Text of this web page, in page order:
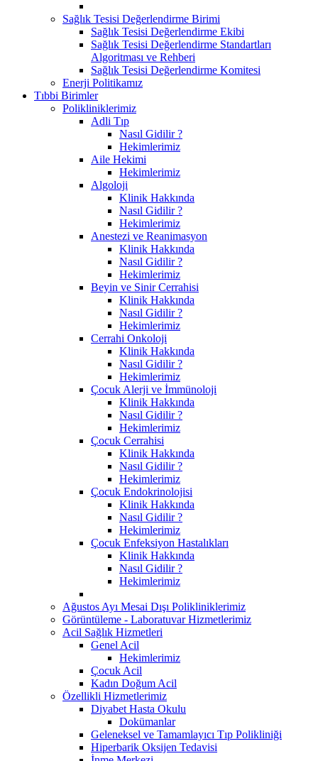
Sağlık Tesisi Değerlendirme Birimi
Sağlık Tesisi Değerlendirme Ekibi
Sağlık Tesisi Değerlendirme Standartları
Algoritması ve Rehberi
Sağlık Tesisi Değerlendirme Komitesi
Enerji Politikamız
Tıbbi Birimler
Polikliniklerimiz
Adli Tıp
Nasıl Gidilir ?
Hekimlerimiz
Aile Hekimi
Hekimlerimiz
Algoloji
Klinik Hakkında
Nasıl Gidilir ?
Hekimlerimiz
Anestezi ve Reanimasyon
Klinik Hakkında
Nasıl Gidilir ?
Hekimlerimiz
Beyin ve Sinir Cerrahisi
Klinik Hakkında
Nasıl Gidilir ?
Hekimlerimiz
Cerrahi Onkoloji
Klinik Hakkında
Nasıl Gidilir ?
Hekimlerimiz
Çocuk Alerji ve İmmünoloji
Klinik Hakkında
Nasıl Gidilir ?
Hekimlerimiz
Çocuk Cerrahisi
Klinik Hakkında
Nasıl Gidilir ?
Hekimlerimiz
Çocuk Endokrinolojisi
Klinik Hakkında
Nasıl Gidilir ?
Hekimlerimiz
Çocuk Enfeksiyon Hastalıkları
Klinik Hakkında
Nasıl Gidilir ?
Hekimlerimiz
Ağustos Ayı Mesai Dışı Polikliniklerimiz
Görüntüleme - Laboratuvar Hizmetlerimiz
Acil Sağlık Hizmetleri
Genel Acil
Hekimlerimiz
Çocuk Acil
Kadın Doğum Acil
Özellikli Hizmetlerimiz
Diyabet Hasta Okulu
Dokümanlar
Geleneksel ve Tamamlayıcı Tıp Polikliniği
Hiperbarik Oksijen Tedavisi